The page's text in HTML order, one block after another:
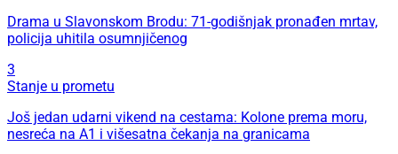
Drama u Slavonskom Brodu: 71-godišnjak pronađen mrtav,
policija uhitila osumnjičenog
3
Stanje u prometu
Još jedan udarni vikend na cestama: Kolone prema moru,
nesreća na A1 i višesatna čekanja na granicama